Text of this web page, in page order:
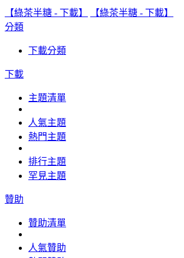
【綠茶半糖 - 下載】
【綠茶半糖 - 下載】
分類
下載分類
下載
主題清單
人氣主題
熱門主題
排行主題
罕見主題
贊助
贊助清單
人氣贊助